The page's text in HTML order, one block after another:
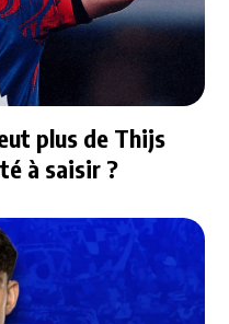
plus de Thijs
à saisir ?